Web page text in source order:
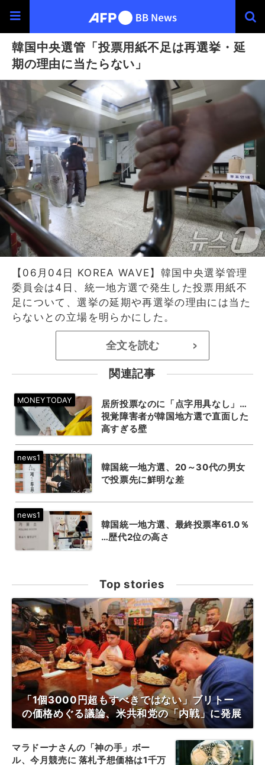
韓国中央選管「投票用紙不足は再選挙・延
期の理由に当たらない」
【06月04日 KOREA WAVE】韓国中央選挙管理
委員会は4日、統一地方選で発生した投票用紙不
足について、選挙の延期や再選挙の理由には当た
らないとの立場を明らかにした。
全文を読む >
関連記事
居所投票なのに「点字用具なし」…
視覚障害者が韓国地方選で直面した
高すぎる壁
韓国統一地方選、20～30代の男女
で投票先に鮮明な差
韓国統一地方選、最終投票率61.0％
…歴代2位の高さ
Top stories
「1個3000円超もすべきではない」ブリトー
の価格めぐる議論、米共和党の「内戦」に発展
マラドーナさんの「神の手」ボー
ル、今月競売に 落札予想価格は1千万